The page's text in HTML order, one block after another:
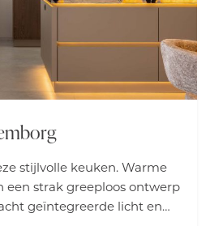
stijlvolle keuken. Warme
strak greeploos ontwerp
geïntegreerde licht en